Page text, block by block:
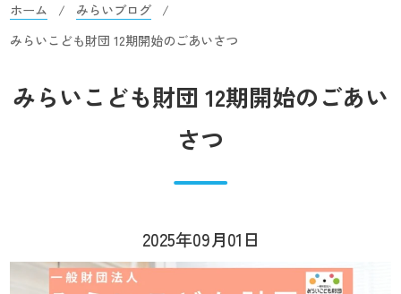
ホーム
みらいブログ
みらいこども財団 12期開始のごあいさつ
みらいこども財団 12期開始のごあい
さつ
2025年09月01日